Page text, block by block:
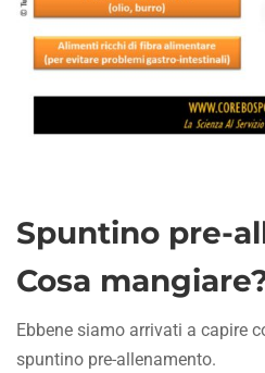
Spuntino pre-
Cosa
Ebbene siamo arrivati a capire
spuntino pre-allenamento.